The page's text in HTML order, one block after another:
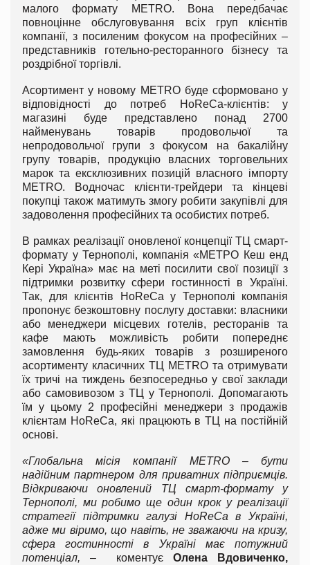
малого формату METRO. Вона передбачає
повноцінне обслуговування всіх груп клієнтів
компанії, з посиленим фокусом на професійних –
представників готельно-ресторанного бізнесу та
роздрібної торгівлі.
Асортимент у новому METRO буде сформовано у
відповідності до потреб HoReCa-клієнтів: у
магазині буде представлено понад 2700
найменувань товарів продовольчої та
непродовольчої групи з фокусом на бакалійну
групу товарів, продукцію власних торговельних
марок та ексклюзивних позицій власного імпорту
METRO. Водночас клієнти-трейдери та кінцеві
покупці також матимуть змогу робити закупівлі для
задоволення професійних та особистих потреб.
В рамках реалізації оновленої концепції ТЦ смарт-
формату у Тернополі, компанія «МЕТРО Кеш енд
Кері Україна» має на меті посилити свої позиції з
підтримки розвитку сфери гостинності в Україні.
Так, для клієнтів HoReCa у Тернополі компанія
пропонує безкоштовну послугу доставки: власники
або менеджери місцевих готелів, ресторанів та
кафе мають можливість робити попереднє
замовлення будь-яких товарів з розширеного
асортименту класичних ТЦ METRO та отримувати
їх тричі на тиждень безпосередньо у свої заклади
або самовивозом з ТЦ у Тернополі. Допомагають
їм у цьому 2 професійні менеджери з продажів
клієнтам HoReCa, які працюють в ТЦ на постійній
основі.
«Глобальна місія компанії METRO–бути
надійним партнером для приватних підприємців.
Відкриваючи оновлений ТЦ смарт-формату у
Тернополі, ми робимо ще один крок у реалізації
стратегії підтримки галузі HoReCa в Україні,
адже ми віримо, що навіть, не зважаючи на кризу,
сфера гостинності в Україні має потужний
потенціал, – коментує Олена Вдовиченко,